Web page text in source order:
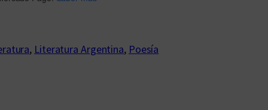
, Literatura Argentina, Poesía